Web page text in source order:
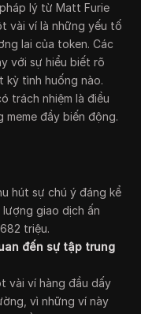
lý từ Matt Furie
vài ví là những yếu tố
lai của token. Các
với sự hiểu biết rõ
kỳ tình huống nào.
trách nhiệm là điều
đầy biến động.
hút sự chú ý đáng kể
giao dịch ấn
triệu.
đến sự tập trung
vài ví hàng đầu dấy
vì những ví này